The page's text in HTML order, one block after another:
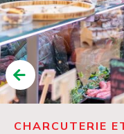
CHARCUTERIE